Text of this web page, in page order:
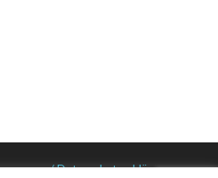
/ Datenschutzerklärung